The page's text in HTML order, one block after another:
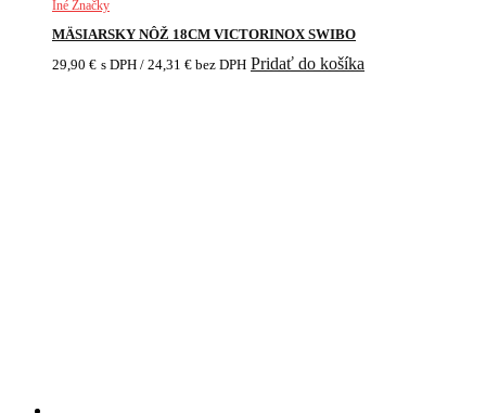
Iné Značky
MÄSIARSKY NÔŽ 18CM VICTORINOX SWIBO
29,90 € s DPH / 24,31 € bez DPH Pridať do košíka